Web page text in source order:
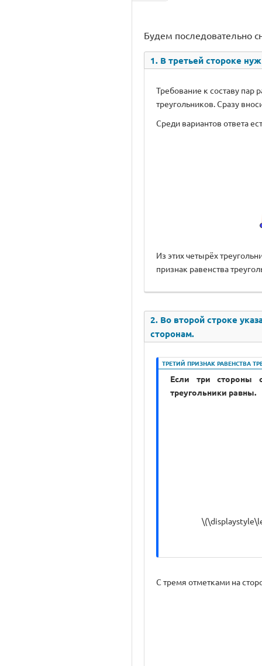
Будем последовательно
1. В третьей стороке
Требование к составу пар
треугольников. Сразу
Среди вариантов ответа
Из этих четырёх
признак равенства
2. Во второй строке
сторонам.
ТРЕТИЙ ПРИЗНАК РАВЕНСТВА
Если три стороны
треугольники равны.
С тремя отметками на